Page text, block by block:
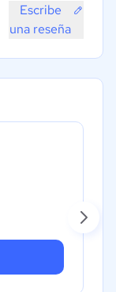
Escribe
una reseña